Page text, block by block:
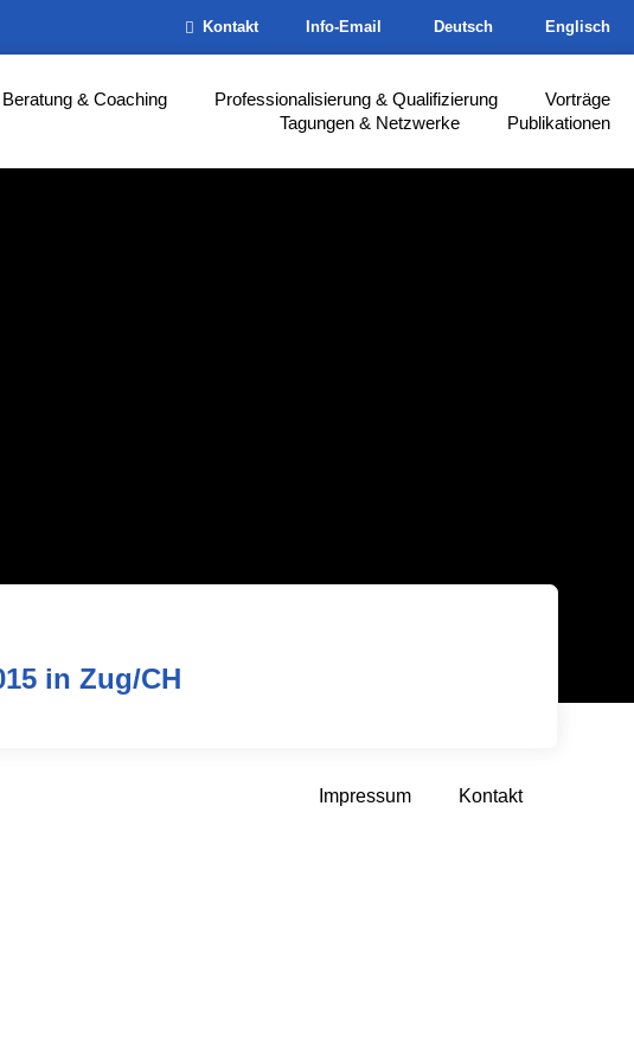
Kontakt Info-Email Deutsch Englisch
& Coaching Professionalisierung & Qualifizierung
Vorträge
Tagungen & Netzwerke
Publikationen
in Zug/CH
Impressum Kontakt